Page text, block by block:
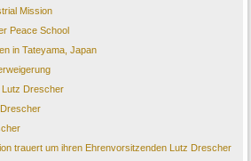
Mission
Peace School
in Tateyama, Japan
Lutz Drescher
trauert um ihren Ehrenvorsitzenden Lutz Drescher